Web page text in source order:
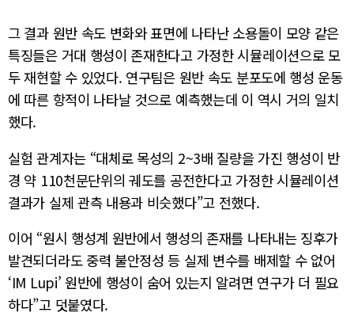
그 결과 원반 속도 변화와 표면에 나타난 소용돌이 모양 같은
특징들은 거대 행성이 존재한다고 가정한 시뮬레이션으로 모
두 재현할 수 있었다. 연구팀은 원반 속도 분포도에 행성 운동
에 따른 항적이 나타날 것으로 예측했는데 이 역시 거의 일치
했다.
실험 관계자는 “대체로 목성의 2~3배 질량을 가진 행성이 반
경 약 110천문단위의 궤도를 공전한다고 가정한 시뮬레이션
결과가 실제 관측 내용과 비슷했다”고 전했다.
이어 “원시 행성계 원반에서 행성의 존재를 나타내는 징후가
발견되더라도 중력 불안정성 등 실제 변수를 배제할 수 없어
‘IM Lupi’ 원반에 행성이 숨어 있는지 알려면 연구가 더 필요
하다”고 덧붙였다.